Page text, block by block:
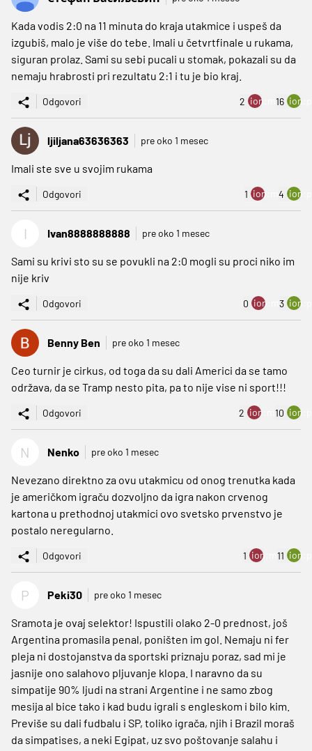
Kada vodis 2:0 na 11 minuta do kraja utakmice i uspeš da
izgubiš, malo je više do tebe. Imali u četvrtfinale u rukama,
siguran prolaz. Sami su sebi pucali u stomak, pokazali su da
nemaju hrabrosti pri rezultatu 2:1 i tu je bio kraj.
Odgovori 2 ion:minus
16
ljiljana63636363 pre oko 1 mesec
Imali ste sve u svojim rukama
Odgovori 1 ion:minus
4
I Ivan8888888888 pre oko 1 mesec
Sami su krivi sto su se povukli na 2:0 mogli su proci niko im
nije kriv
Odgovori 0 ion:minus
3
Benny Ben pre oko 1 mesec
Ceo turnir je cirkus, od toga da su dali Americi da se tamo
održava, da se Tramp nesto pita, pa to nije vise ni sport!!!
Odgovori 2 ion:minus
10
N Nenko pre oko 1 mesec
Nevezano direktno za ovu utakmicu od onog trenutka kada
je američkom igraču dozvoljno da igra nakon crvenog
kartona u prethodnoj utakmici ovo svetsko prvenstvo je
postalo neregularno.
Odgovori 1 ion:minus
11
P Peki30 pre oko 1 mesec
Sramota je ovaj selektor! Ispustili olako 2-0 prednost, još
Argentina promasila penal, poništen im gol. Nemaju ni fer
pleja ni dostojanstva da sportski priznaju poraz, sad mi je
jasnije ono salahovo pljuvanje klopa. I naravno da su
simpatije 90% ljudi na strani Argentine i ne samo zbog
mesija al bice tako i kad budu igrali s engleskom i bilo kim.
Previše su dali fudbalu i SP, toliko igrača, njih i Brazil moraš
da simpatises, a neki Egipat, uz svo poštovanje salahu i